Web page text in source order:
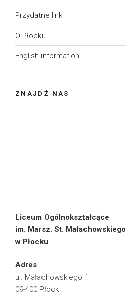
Przydatne linki
O Płocku
English information
ZNAJDŹ NAS
Liceum Ogólnokształcące
im. Marsz. St. Małachowskiego
w Płocku
Adres
ul. Małachowskiego 1
09-400 Płock